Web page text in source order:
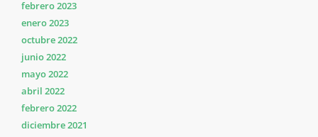
febrero 2023
enero 2023
octubre 2022
junio 2022
mayo 2022
abril 2022
febrero 2022
diciembre 2021